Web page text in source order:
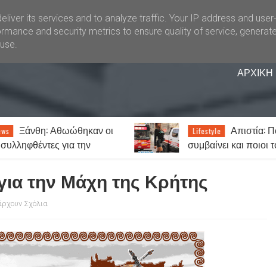
ΑΡΧΙΚΗ
Αθωώθηκαν οι
για την
Lifestyle
Απιστία: Πόσο συχνά
συμβαίνει και ποιοι το
την Μάχη της Κρήτης
Σχόλια
its services and to analyze traffic. Your IP address and
and security metrics to ensure quality of service,